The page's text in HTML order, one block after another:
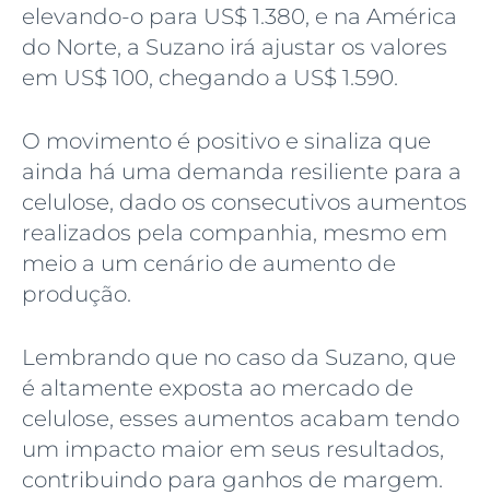
elevando-o para US$ 1.380, e na América
do Norte, a Suzano irá ajustar os valores
em US$ 100, chegando a US$ 1.590.
O movimento é positivo e sinaliza que
ainda há uma demanda resiliente para a
celulose, dado os consecutivos aumentos
realizados pela companhia, mesmo em
meio a um cenário de aumento de
produção.
Lembrando que no caso da Suzano, que
é altamente exposta ao mercado de
celulose, esses aumentos acabam tendo
um impacto maior em seus resultados,
contribuindo para ganhos de margem.